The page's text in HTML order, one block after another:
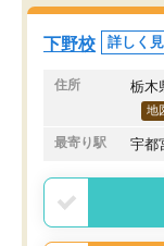
下野校 詳しく
住所 栃木
地
最寄り駅 宇都